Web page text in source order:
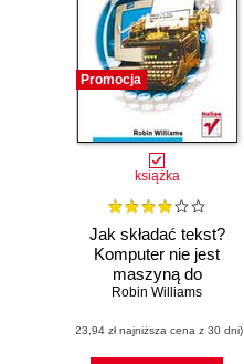
Promocja
książka
Jak składać tekst?
Komputer nie jest
maszyną do
pisania. Wydanie 2
Robin Williams
(23,94 zł najniższa cena z 30 dni)